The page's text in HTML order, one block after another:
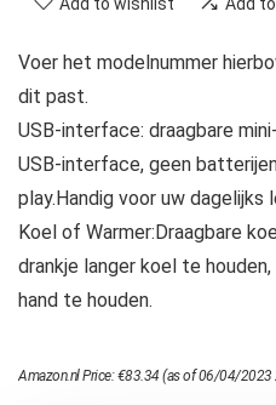
Voer het modelnummer
dit past.
USB-interface: draagbare
USB-interface, geen
play.Handig voor uw dagelijks
Koel of Warmer:Draagbare
drankje langer koel te
hand te houden.
Amazon.nl Price:€83.34 (as of 06/04/2023